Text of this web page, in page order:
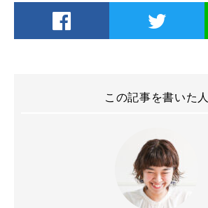
この記事を書いた人